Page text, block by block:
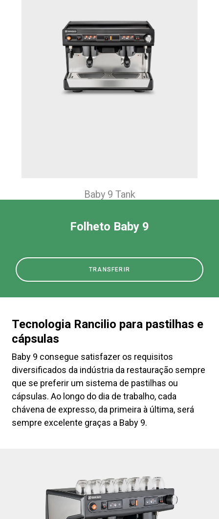
Baby 9 Tank
Folheto Baby 9
TRANSFERIR
Tecnologia Rancilio para pastilhas e
cápsulas
Baby 9 consegue satisfazer os requisitos
diversificados da indústria da restauração sempre
que se preferir um sistema de pastilhas ou
cápsulas. Ao longo do dia de trabalho, cada
chávena de expresso, da primeira à última, será
sempre excelente graças a Baby 9.